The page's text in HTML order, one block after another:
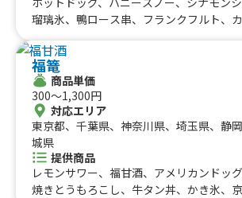
ト、ダージーパイ、アルコール、牛串（
ミ、牛カルビ）三田牛（メンチカツ、コロ
ットグ、チーズボール、フランクフルト、
ク（アルコール）、三田牛メンチカツ、三
ット、①トルティーヤ（タコス、ジャーク
ギ、ドック）②ドリンク（アルコール、ソ
等）、ボリューム弁当
瑠璃氷、鴨ロース串、フランクフルト、
よもぎ串団子、ドリンク、気まぐれパフェ
ト、醤油ラーメン、焼きチュロス、鴨ネギ
バインミー、日替り弁当、よだれ鶏、彩り
酒、熱々おでん、白玉ぜんざい、ホットコ
りポテトフライ、炙り鴨ロース、特製ネ
ラフルソーダ、アイスコーヒー、赤紫蘇
ポテト、ベトナム チェー、きな粉たっぷ
しきゅうり、五平餅、スノーボール（かき
うどん、ボリューム満点 ふわトロ卵の
福篭
商品単価
300〜1,300円
対応エリア
東京都、千葉県、神奈川県、埼玉県、静
城県
提供商品
レモンサワー、福甘酒、アメリカンドッグ
焼きとうもろこし、牛タン丼、かき氷、